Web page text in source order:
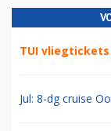
TUI vliegtickets
Jul: 8-dg cruise